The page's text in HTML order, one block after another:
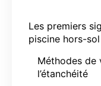
Les premiers
piscine hors-
Méthodes
l’étanchéité